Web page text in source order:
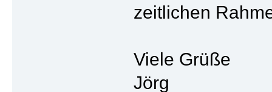
zeitlichen
Viele Grüße
Jörg